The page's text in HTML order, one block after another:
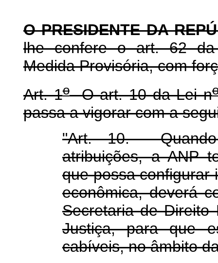
O PRESIDENTE DA
lhe confere o art. 62 da
Medida Provisória, com
Art. 1oO art. 10 da Lei n
passa a vigorar com a
"Art. 10.
atribuições, a ANP
que possa configurar
econômica, deverá
Secretaria de Direito
Justiça, para que
cabíveis, no âmbito